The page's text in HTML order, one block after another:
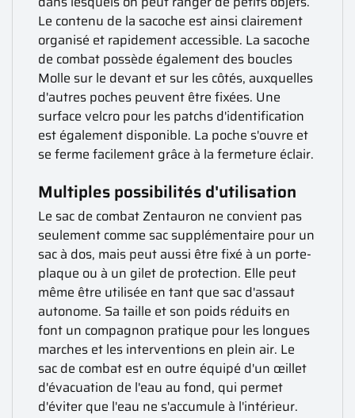
Le contenu de la sacoche est ainsi clairement
organisé et rapidement accessible. La sacoche
de combat possède également des boucles
Molle sur le devant et sur les côtés, auxquelles
d'autres poches peuvent être fixées. Une
surface velcro pour les patchs d'identification
est également disponible. La poche s'ouvre et
se ferme facilement grâce à la fermeture éclair.
Multiples possibilités d'utilisation
Le sac de combat Zentauron ne convient pas
seulement comme sac supplémentaire pour un
sac à dos, mais peut aussi être fixé à un porte-
plaque ou à un gilet de protection. Elle peut
même être utilisée en tant que sac d'assaut
autonome. Sa taille et son poids réduits en
font un compagnon pratique pour les longues
marches et les interventions en plein air. Le
sac de combat est en outre équipé d'un œillet
d'évacuation de l'eau au fond, qui permet
d'éviter que l'eau ne s'accumule à l'intérieur.